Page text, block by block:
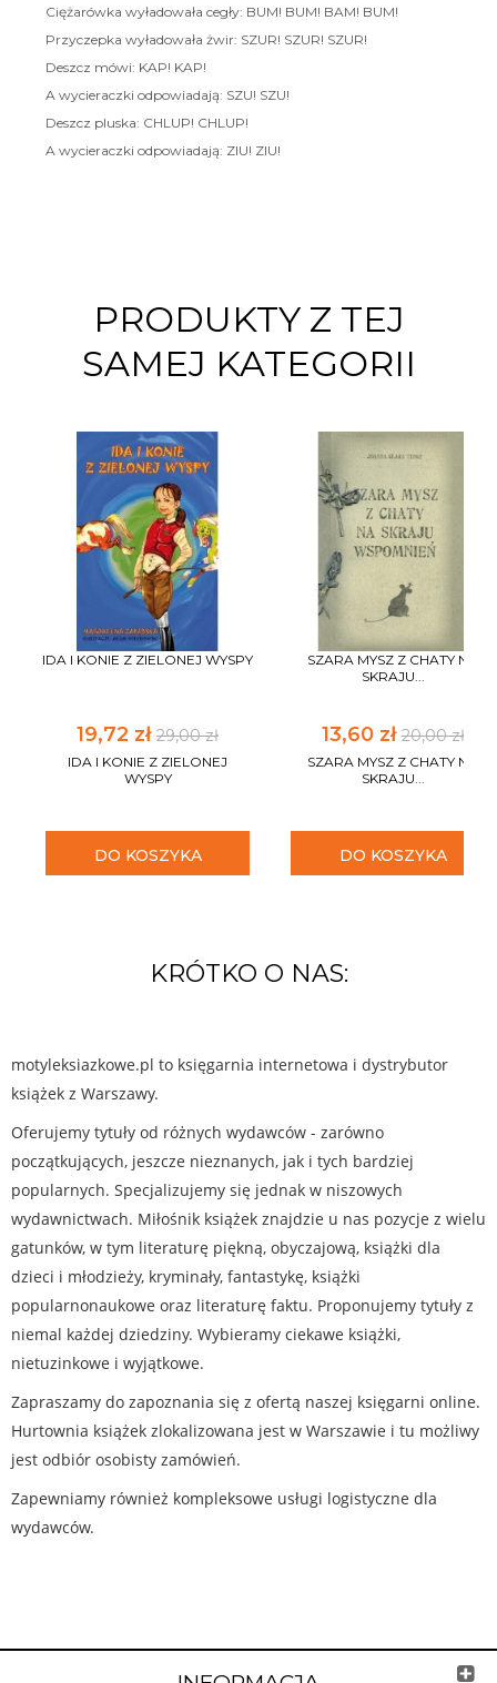
Ciężarówka wyładowała cegły: BUM! BUM! BAM! BUM!
Przyczepka wyładowała żwir: SZUR! SZUR! SZUR!
Deszcz mówi: KAP! KAP!
A wycieraczki odpowiadają: SZU! SZU!
Deszcz pluska: CHLUP! CHLUP!
A wycieraczki odpowiadają: ZIU! ZIU!
PRODUKTY Z TEJ
SAMEJ KATEGORII
IDA I KONIE Z ZIELONEJ WYSPY
19,72 zł 29,00 zł
IDA I KONIE Z ZIELONEJ
WYSPY
DO KOSZYKA
SZARA MYSZ Z CHATY NA
SKRAJU...
13,60 zł20,00 zł
SZARA MYSZ Z CHATY NA
SKRAJU...
DO KOSZYKA
KRÓTKO O NAS:
motyleksiazkowe.pl to księgarnia internetowa i dystrybutor
książek z Warszawy.
Oferujemy tytuły od różnych wydawców - zarówno
początkujących, jeszcze nieznanych, jak i tych bardziej
popularnych. Specjalizujemy się jednak w niszowych
wydawnictwach. Miłośnik książek znajdzie u nas pozycje z wielu
gatunków, w tym literaturę piękną, obyczajową, książki dla
dzieci i młodzieży, kryminały, fantastykę, książki
popularnonaukowe oraz literaturę faktu. Proponujemy tytuły z
niemal każdej dziedziny. Wybieramy ciekawe książki,
nietuzinkowe i wyjątkowe.
Zapraszamy do zapoznania się z ofertą naszej księgarni online.
Hurtownia książek zlokalizowana jest w Warszawie i tu możliwy
jest odbiór osobisty zamówień.
Zapewniamy również kompleksowe usługi logistyczne dla
wydawców.